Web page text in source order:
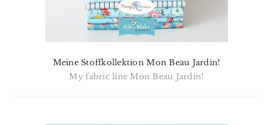
Meine Stoffkollektion Mon Beau Jardin!
My fabric line Mon Beau Jardin!